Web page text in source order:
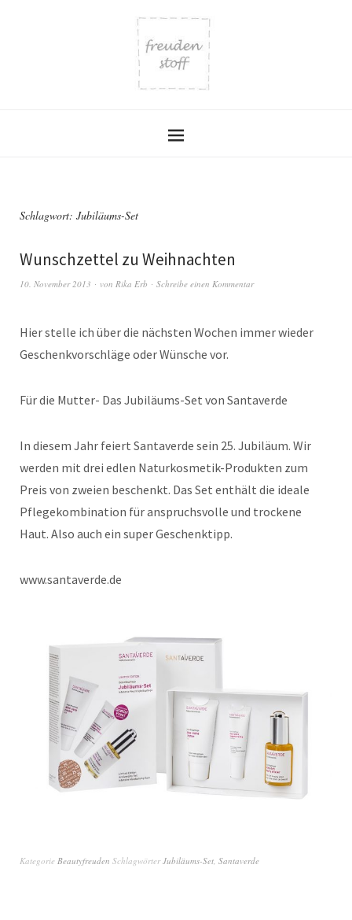
Schlagwort: Jubiläums-Set
Wunschzettel zu Weihnachten
10. November 2013 von Rika Erb Schreibe einen Kommentar
Hier stelle ich über die nächsten Wochen immer wieder
Geschenkvorschläge oder Wünsche vor.
Für die Mutter- Das Jubiläums-Set von Santaverde
In diesem Jahr feiert Santaverde sein 25. Jubiläum. Wir
werden mit drei edlen Naturkosmetik-Produkten zum
Preis von zweien beschenkt. Das Set enthält die ideale
Pflegekombination für anspruchsvolle und trockene
Haut. Also auch ein super Geschenktipp.
www.santaverde.de
Kategorie Beautyfreuden SchlagwörterJubiläums-Set, Santaverde